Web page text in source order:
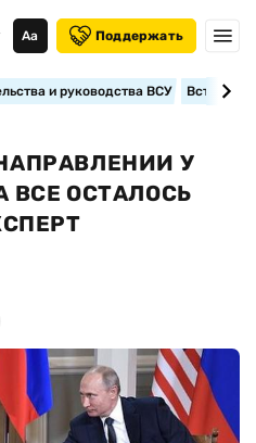
Аа Поддержать
и руководства ВСУ
У
ВСЕ ОСТАЛОСЬ